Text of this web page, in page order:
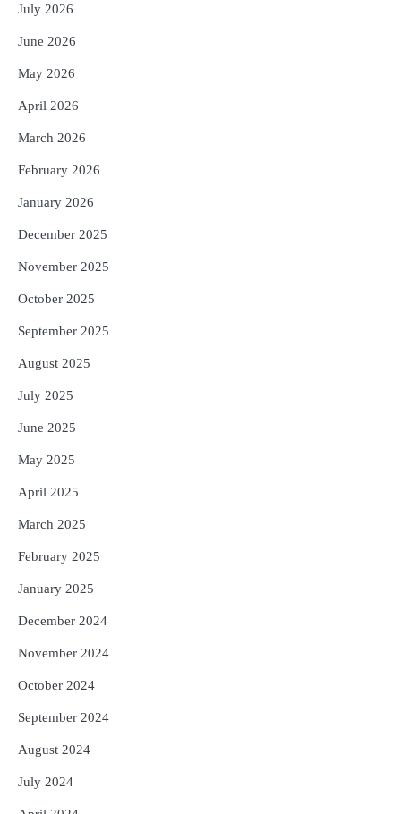
5
July 2026
June 2026
May 2026
April 2026
March 2026
February 2026
January 2026
December 2025
November 2025
October 2025
September 2025
August 2025
July 2025
June 2025
May 2025
April 2025
March 2025
February 2025
January 2025
December 2024
November 2024
October 2024
September 2024
August 2024
July 2024